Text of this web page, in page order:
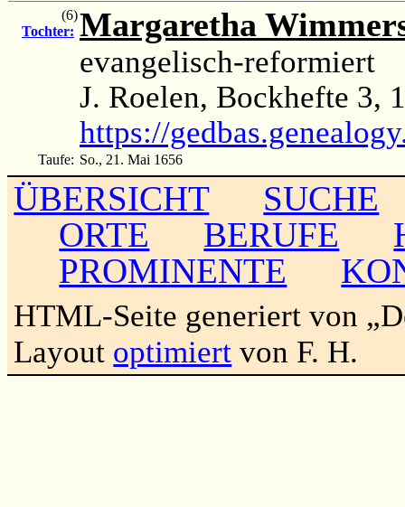
(6)
Tochter: Margaretha
evangelisch-reformiert
J. Roelen, Bockhefte 3,
https://
Taufe: So., 21. Mai 1656
ÜBERSICHT
SUCHE
ORTE
BERUFE
PROMINENTE
HTML-Seite generiert von
Layout optimiert von F. H.